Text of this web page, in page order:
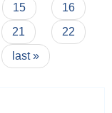
15
16
21
22
last »